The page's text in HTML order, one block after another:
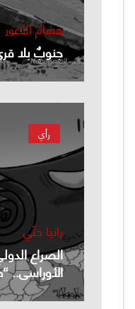
هشام الأعور
جنوبٌ بلا
رأي
رانيا حتّي
الصراع
الأوراسي..